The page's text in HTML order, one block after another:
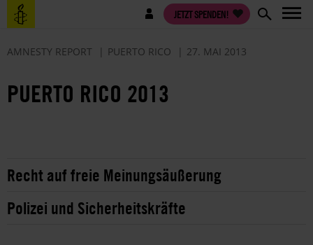
Direkt
zum
Benutzermenü JETZT SPENDEN!
AMNESTY REPORT PUERTO RICO 27. MAI 2013
PUERTO RICO 2013
Recht auf freie Meinungsäußerung
Polizei und Sicherheitskräfte